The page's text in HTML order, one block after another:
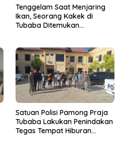
Tenggelam Saat Menjaring
Ikan, Seorang Kakek di
Tubaba Ditemukan
Satuan Polisi Pamong Praja
Tubaba Lakukan Penindakan
Tegas Tempat Hiburan